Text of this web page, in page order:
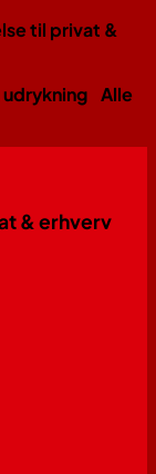
til privat &
Alle
& erhverv